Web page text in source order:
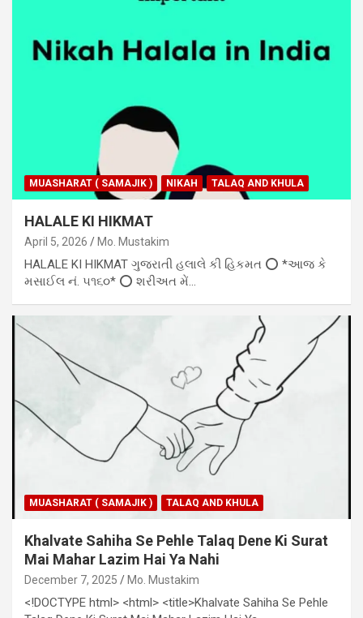
MUASHARAT ( SAMAJIK ) NIKAH TALAQ AND KHULA
HALALE KI HIKMAT
April 5, 2026 Mo. Mustakim
HALALE KI HIKMAT ગુજરાતી હલાલે કી હિકમત ⭕ *આજ કે
મસાઈલ નં. ૫૧૬૦* ⭕ શરીઅત મેં…
MUASHARAT ( SAMAJIK ) TALAQ AND KHULA
Khalvate Sahiha Se Pehle Talaq Dene Ki Surat
Mai Mahar Lazim Hai Ya Nahi
December 7, 2025 Mo. Mustakim
<!DOCTYPE html> <html> <title>Khalvate Sahiha Se Pehle